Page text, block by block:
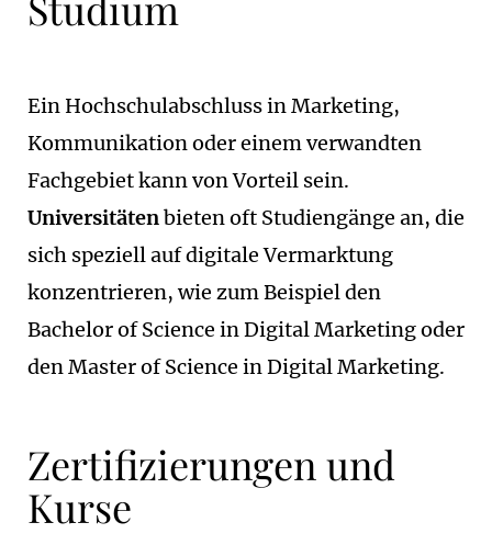
Ein Hochschulabschluss in Marketing,
Kommunikation oder einem verwandten
Fachgebiet kann von Vorteil sein.
Universitätenbieten oft Studiengänge an, die
sich speziell auf digitale Vermarktung
konzentrieren, wie zum Beispiel den
Bachelor of Science in Digital Marketing oder
den Master of Science in Digital Marketing.
Zertifizierungen und
Kurse